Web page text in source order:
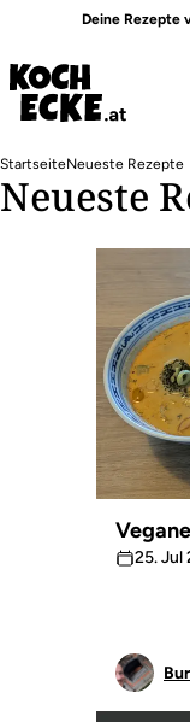
Inhalt
Deine Rezepte
StartseiteNeueste Rezepte
Neueste
25. Jul